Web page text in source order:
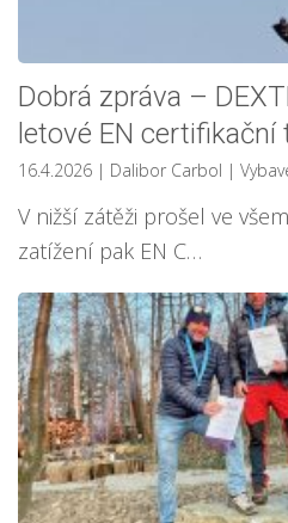
Dobrá zpráva –
letové EN certifikační
16.4.2026 | Dalibor Carbol |
V nižší zátěži prošel ve
zatížení pak EN C…